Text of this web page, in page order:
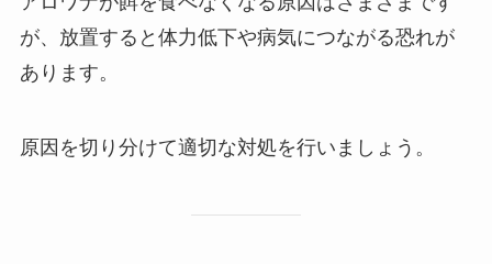
が、放置すると体力低下や病気につながる恐れが
あります。
原因を切り分けて適切な対処を行いましょう。